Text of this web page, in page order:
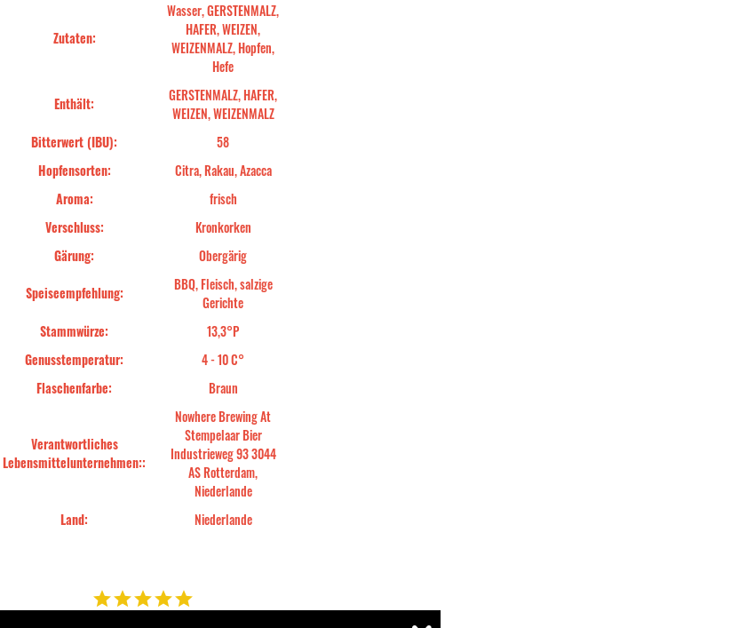
Zutaten:
Wasser, GERSTENMALZ,
HAFER, WEIZEN,
WEIZENMALZ, Hopfen,
Hefe
Enthält:
GERSTENMALZ, HAFER,
WEIZEN, WEIZENMALZ
Bitterwert (IBU):
58
Hopfensorten:
Citra, Rakau, Azacca
Aroma:
frisch
Verschluss:
Kronkorken
Gärung:
Obergärig
Speiseempfehlung:
BBQ, Fleisch, salzige
Gerichte
Stammwürze:
13,3°P
Genusstemperatur:
4 - 10 C°
Flaschenfarbe:
Braun
Verantwortliches
Lebensmittelunternehmen::
Nowhere Brewing At
Stempelaar Bier
Industrieweg 93 3044
AS Rotterdam,
Niederlande
Land:
Niederlande